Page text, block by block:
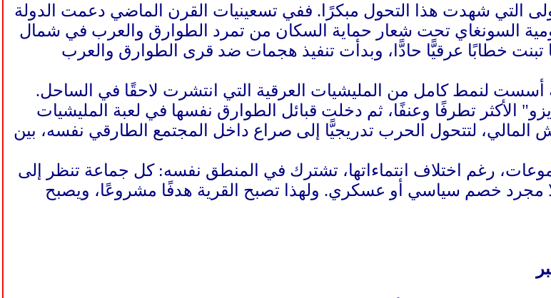
التي شهدت هذا التحول مبكرًا. ففي تسعينيات القرن الماضي دعمت الدولة
السونغاي تحت شعار حماية السكان من تمرد الطوارق والعرب في شمال
تبنت خطابًا عرقيًّا حادًّا، وبدأت تنفيذ هجمات ضد قرى الطوارق والعرب
أسست لنمط كامل من المليشيات العرقية التي انتشرت لاحقًا في الساحل.
الأكثر تطرفًا وعنفًا، ثم دخلت قبائل الطوارق نفسها في لعبة المليشيات
المالي، لتتحول الحرب تدريجيًّا إلى صراع داخل المجتمع الطارقي نفسه، بين
رغم اختلاف انتماءاتها، تشترك في المنطق نفسه: كل جماعة تنظر إلى
لا مجرد خصم سياسي أو عسكري. ولهذا تصبح القرية هدفًا مشروعًا، ويصبح